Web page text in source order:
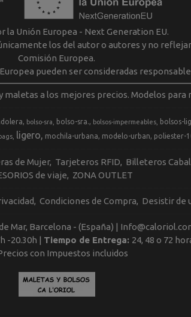
la Unión Europea - Next Generation EU.
los del autor o autores y no
Comisión Europea.
pueden ser consideradas
a los mejores precios. Modelos para
bolso-sra bolso-sra. bolsos-impermeables bolsos-
ligero mochila-urbana modelo-urban poliester-
de Mujer Tarjeteros RFID Billeteros
de viaje ZONA OUTLET
Condiciones de Compra Desistir de
Mar, Barcelona - (España) |
-20.30h | Tiempo de Entrega: 24, 48 o 72
con Impuestos incluidos